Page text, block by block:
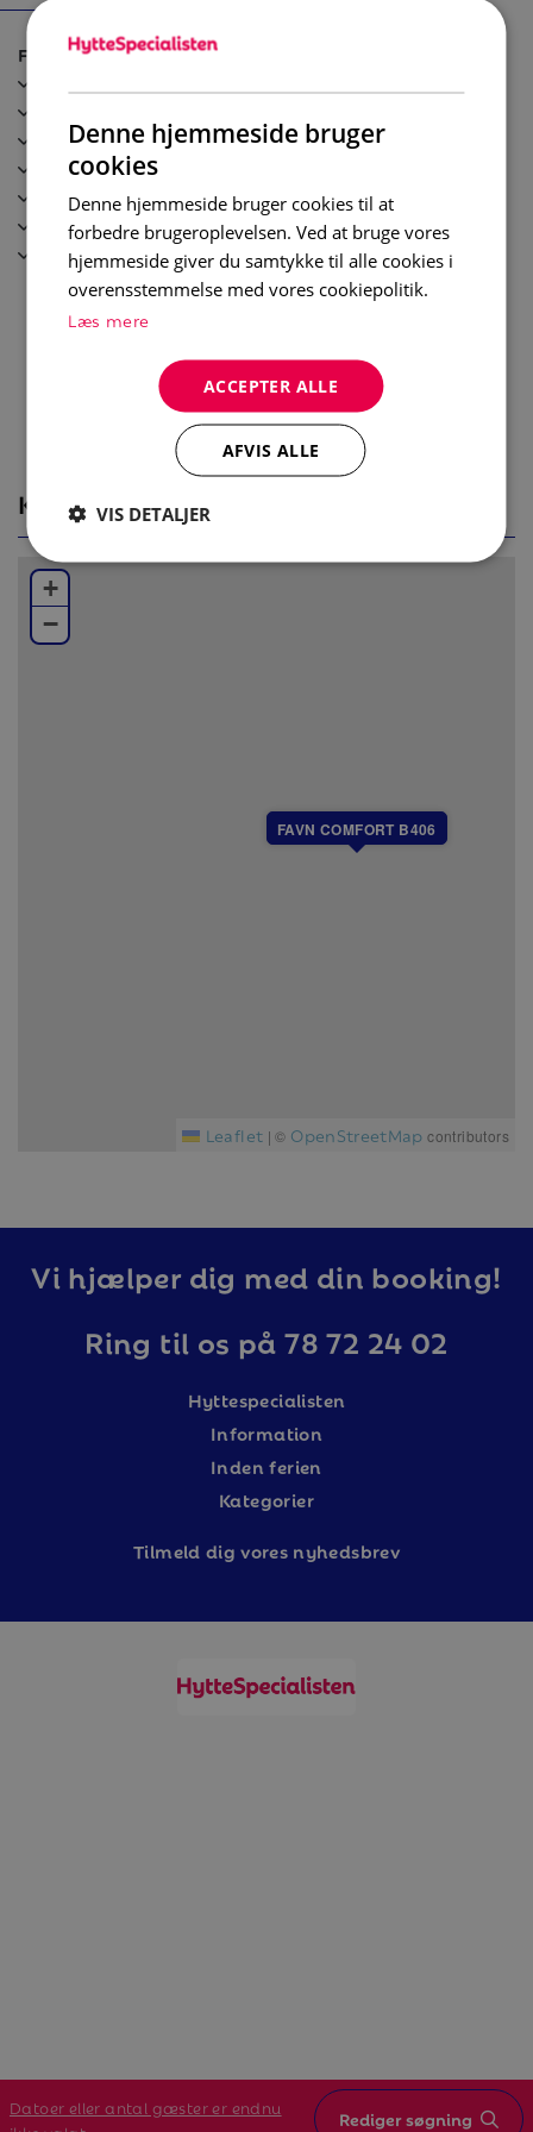
kaffemaskin (kapsler). Spiseplass til 8 personer, perfekt
for hyggelige måltider sammen. Etter en dag med
aktiviteter kan du slappe av i stuen som er utstyrt
med sofa og TV.
Soverom:
Soverom 1: Dobbeltseng (160cm x 200cm)
Soverom 2: Familiekøye (140cm / 90cm x 200cm)
Soverom 3: Familiekøye (140cm / 90cm x 200cm)
Bad 2: Dusj, servant og toalett
Øvrig informasjon:
Husdyr er ikke tillatt
Utendørs parkering
Lading av elbil mot avgift
Bilder er benyttet fra ulike enheter, så enkelte
Faciliteter
Diskmaskin
Kaffebryggare / Vattenkokare
Wi-Fi
Laddningsplats elbil
Skidskåp
Datoer eller antal gæster er endnu
Rediger søgning
KORT
FAVN COMFORT B406
+
−
Leaflet | © OpenStreetMap contributors
Vi hjælper dig med din booking!
Ring til os på 78 72 24 02
Hyttespecialisten
Information
Inden ferien
Kategorier
Tilmeld dig vores nyhedsbrev
Denne hjemmeside bruger
cookies
Denne hjemmeside bruger cookies til at
forbedre brugeroplevelsen. Ved at bruge vores
hjemmeside giver du samtykke til alle cookies i
overensstemmelse med vores cookiepolitik.
Læs mere
ACCEPTER ALLE
AFVIS ALLE
VIS DETALJER